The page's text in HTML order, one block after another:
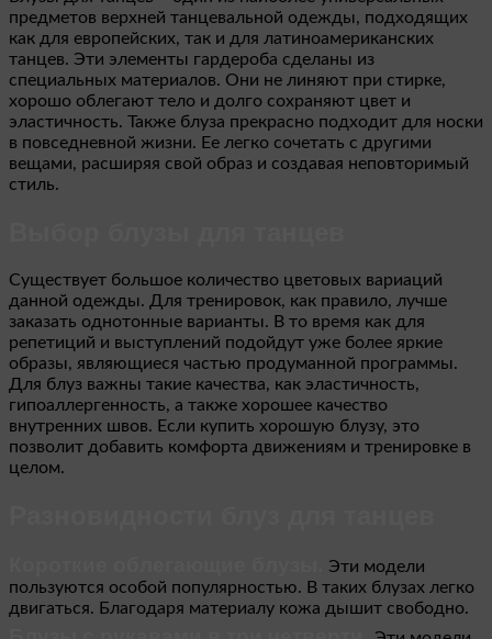
выбрать
на
странице
товара.
предметов верхней танцевальной одежды, подходящих
как для европейских, так и для латиноамериканских
танцев. Эти элементы гардероба сделаны из
специальных материалов. Они не линяют при стирке,
хорошо облегают тело и долго сохраняют цвет и
эластичность. Также блуза прекрасно подходит для носки
в повседневной жизни. Ее легко сочетать с другими
вещами, расширяя свой образ и создавая неповторимый
стиль.
Существует большое количество цветовых вариаций
данной одежды. Для тренировок, как правило, лучше
заказать однотонные варианты. В то время как для
репетиций и выступлений подойдут уже более яркие
образы, являющиеся частью продуманной программы.
Для блуз важны такие качества, как эластичность,
гипоаллергенность, а также хорошее качество
внутренних швов. Если купить хорошую блузу, это
позволит добавить комфорта движениям и тренировке в
целом.
Эти модели
пользуются особой популярностью. В таких блузах легко
двигаться. Благодаря материалу кожа дышит свободно.